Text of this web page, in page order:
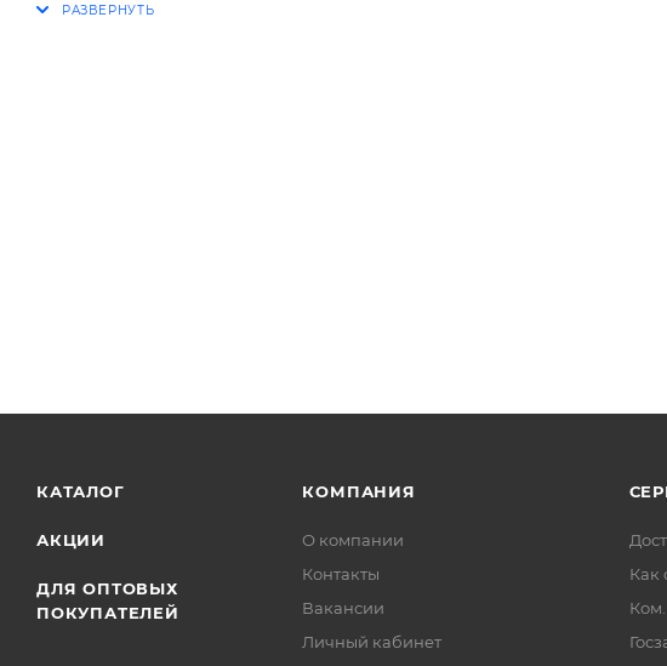
КАТАЛОГ
АКЦИИ
ДЛЯ ОПТОВЫХ
ПОКУПАТЕЛЕЙ
КОМПАНИЯ
О компании
Контакты
Вакансии
Личный кабинет
Как